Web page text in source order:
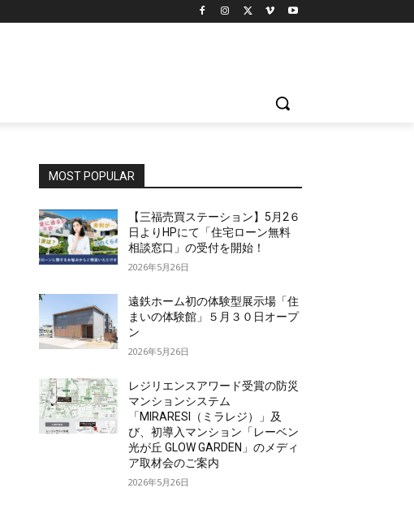
MOST POPULAR
【三福売買ステーション】5月2６
日よりHPにて「住宅ローン無料
相談窓口」の受付を開始！
2026年5月26日
遠鉄ホーム初の体験型展示場「住
まいの体験館」５月３０日オープ
ン
2026年5月26日
レジリエンスアワード受賞の防災
マンションシステム
「MIRARESI（ミラレジ）」及
び、初導入マンション「レーベン
光が丘 GLOW GARDEN」のメディ
ア取材会のご案内
2026年5月26日